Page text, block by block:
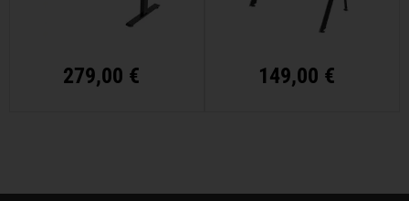
279,00 € 149,00 €